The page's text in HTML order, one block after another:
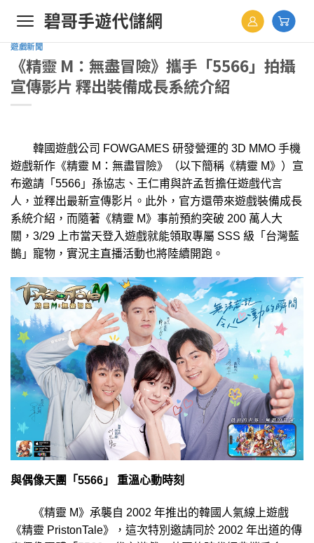
content
遊戲新聞
《精靈 M：無盡冒險》攜手「5566」拍攝
宣傳影片 釋出裝備成長系統介紹
韓國遊戲公司 FOWGAMES 研發營運的 3D MMO 手機
遊戲新作《精靈 M：無盡冒險》（以下簡稱《精靈 M》）宣
布邀請「5566」孫協志、王仁甫與許孟哲擔任遊戲代言
人，並釋出最新宣傳影片。此外，官方還帶來遊戲裝備成長
系統介紹，而隨著《精靈 M》事前預約突破 200 萬人大
關，3/29 上市當天登入遊戲就能領取專屬 SSS 級「台灣藍
鵲」寵物，實況主直播活動也將陸續開跑。
與偶像天團「5566」 重溫心動時刻
《精靈 M》承襲自 2002 年推出的韓國人氣線上遊戲
《精靈 PristonTale》，這次特別邀請同於 2002 年出道的傳